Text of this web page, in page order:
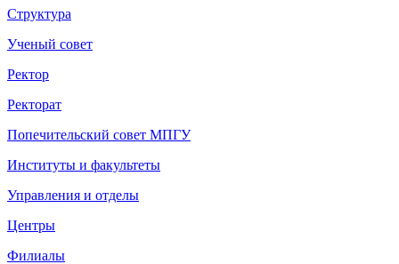
Структура
Ученый совет
Ректор
Ректорат
Попечительский совет МПГУ
Институты и факультеты
Управления и отделы
Центры
Филиалы